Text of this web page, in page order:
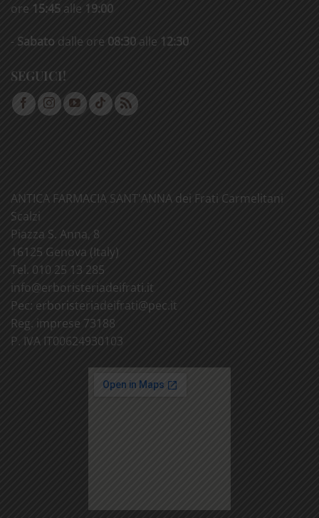
ore 15:45 alle 19:00
- Sabato dalle ore 08:30 alle 12:30
SEGUICI!
ANTICA FARMACIA SANT'ANNA dei Frati Carmelitani
Scalzi
Piazza S. Anna, 8
16125 Genova (Italy)
Tel. 010 25 13 285
info@erboristeriadeifrati.it
Pec: erboristeriadeifrati@pec.it
Reg. imprese 73188
P. IVA IT00624930103